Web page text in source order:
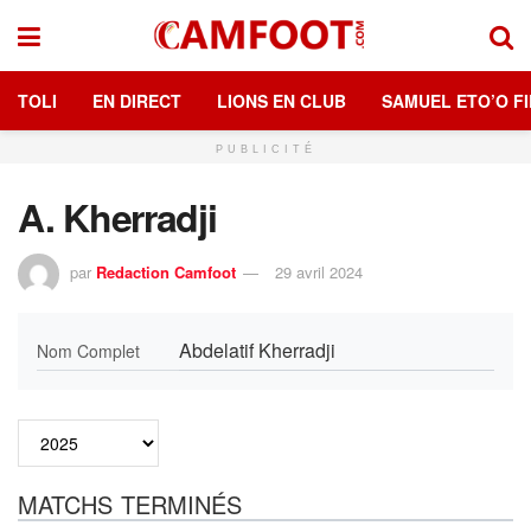
TOLI EN DIRECT LIONS EN CLUB SAMUEL ETO’O
PUBLICITÉ
A. Kherradji
par Redaction Camfoot 29 avril 2024
Nom Complet Abdelatif Kherradji
MATCHS TERMINÉS